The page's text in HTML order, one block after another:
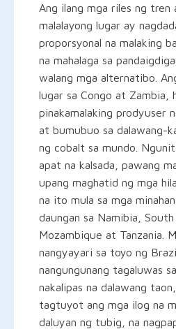
Ang ilang mga riles ng tren
malalayong lugar ay
proporsyonal na malaking
na mahalaga sa
walang mga alternatibo.
lugar sa Congo at Zambia,
pinakamalaking prodyuser
at bumubuo sa dalawang-
ng cobalt sa mundo.
apat na kalsada, pawang
upang maghatid ng mga
na ito mula sa mga
daungan sa Namibia, South
Mozambique at Tanzania.
nangyayari sa toyo ng
nangungunang tagaluwas
nakalipas na dalawang
tagtuyot ang mga ilog na
daluyan ng tubig, na